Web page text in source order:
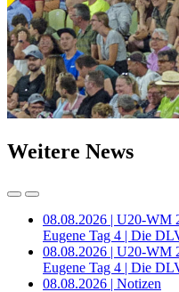
Weitere News
08.08.2026 | U20-WM
Eugene Tag 4 | Die
08.08.2026 | U20-WM
Eugene Tag 4 | Die
08.08.2026 | Notizen